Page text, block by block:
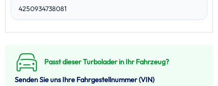
4250934738081
Passt dieser Turbolader in Ihr Fahrzeug?
Senden Sie uns Ihre Fahrgestellnummer (VIN)